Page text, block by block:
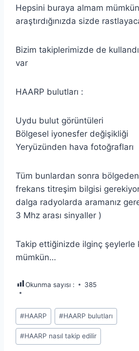
Hepsini buraya almam
araştırdığınızda sizde
Bizim takiplerimizde de
var
HAARP bulutları :
Uydu bulut görüntüleri
Bölgesel iyonesfer değişikliği
Yeryüzünden hava fotoğrafları
Tüm bunlardan sonra
frekans titreşim bilgisi
dalga radyolarda aramanız
3 Mhz arası sinyaller )
Takip ettiğinizde ilginç şeylerle
mümkün…
Okunma sayısı : 385
Post
Tags:
#HAARP #HAARP bulutları
#HAARP nasıl takip edilir